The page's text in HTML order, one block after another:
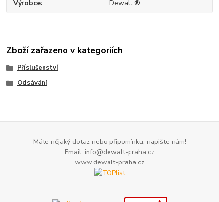
Výrobce Dewalt ®
Zboží zařazeno v kategoriích
Příslušenství
Odsávání
Máte nějaký dotaz nebo připomínku, napište nám!
Email: info@dewalt-praha.cz
www.dewalt-praha.cz